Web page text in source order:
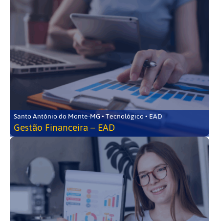
Santo Antônio do Monte-MG • Tecnológico • EAD
Gestão Financeira – EAD